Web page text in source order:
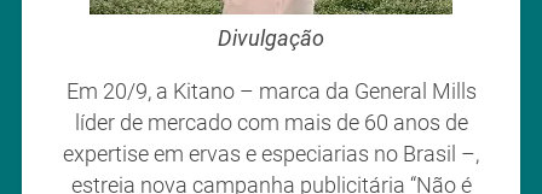
Divulgação
Em 20/9, a Kitano – marca da General Mills
líder de mercado com mais de 60 anos de
expertise em ervas e especiarias no Brasil –,
estreia nova campanha publicitária “Não é